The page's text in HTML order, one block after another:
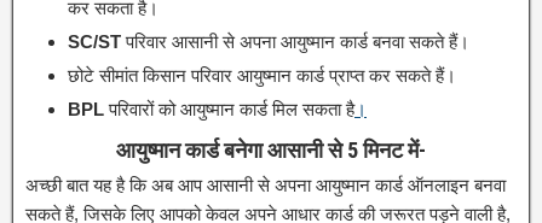
कर सकता है।
SC/STपरिवार आसानी से अपना आयुष्मान कार्ड बनवा सकते हैं।
छोटे सीमांत किसान परिवार आयुष्मान कार्ड प्राप्त कर सकते हैं।
BPLपरिवारों को आयुष्मान कार्ड मिल सकता है।
आयुष्मान कार्ड बनेगा आसानी से 5 मिनट में-
अच्छी बात यह है कि अब आप आसानी से अपना आयुष्मान कार्ड ऑनलाइन बनवा
सकते हैं, जिसके लिए आपको केवल अपने आधार कार्ड की जरूरत पड़ने वाली है,